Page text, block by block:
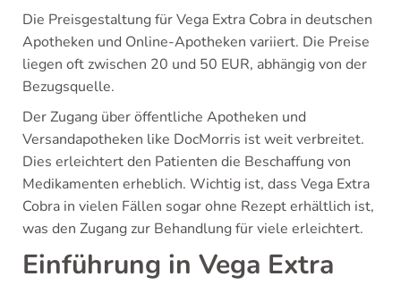
Die Preisgestaltung für Vega Extra Cobra in deutschen
Apotheken und Online-Apotheken variiert. Die Preise
liegen oft zwischen 20 und 50 EUR, abhängig von der
Bezugsquelle.
Der Zugang über öffentliche Apotheken und
Versandapotheken like DocMorris ist weit verbreitet.
Dies erleichtert den Patienten die Beschaffung von
Medikamenten erheblich. Wichtig ist, dass Vega Extra
Cobra in vielen Fällen sogar ohne Rezept erhältlich ist,
was den Zugang zur Behandlung für viele erleichtert.
Einführung in Vega Extra